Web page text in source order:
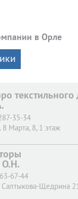
в Орле
35-34
8 Марта, 8, 1 этаж
О.Н.
67-44
Салтыкова-Щедрина